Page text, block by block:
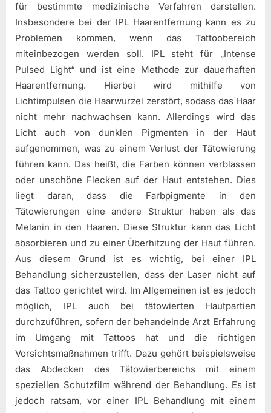
für bestimmte medizinische Verfahren darstellen.
Insbesondere bei der IPL Haarentfernung kann es zu
Problemen kommen, wenn das Tattoobereich
miteinbezogen werden soll. IPL steht für „Intense
Pulsed Light“ und ist eine Methode zur dauerhaften
Haarentfernung. Hierbei wird mithilfe von
Lichtimpulsen die Haarwurzel zerstört, sodass das Haar
nicht mehr nachwachsen kann. Allerdings wird das
Licht auch von dunklen Pigmenten in der Haut
aufgenommen, was zu einem Verlust der Tätowierung
führen kann. Das heißt, die Farben können verblassen
oder unschöne Flecken auf der Haut entstehen. Dies
liegt daran, dass die Farbpigmente in den
Tätowierungen eine andere Struktur haben als das
Melanin in den Haaren. Diese Struktur kann das Licht
absorbieren und zu einer Überhitzung der Haut führen.
Aus diesem Grund ist es wichtig, bei einer IPL
Behandlung sicherzustellen, dass der Laser nicht auf
das Tattoo gerichtet wird. Im Allgemeinen ist es jedoch
möglich, IPL auch bei tätowierten Hautpartien
durchzuführen, sofern der behandelnde Arzt Erfahrung
im Umgang mit Tattoos hat und die richtigen
Vorsichtsmaßnahmen trifft. Dazu gehört beispielsweise
das Abdecken des Tätowierbereichs mit einem
speziellen Schutzfilm während der Behandlung. Es ist
jedoch ratsam, vor einer IPL Behandlung mit einem